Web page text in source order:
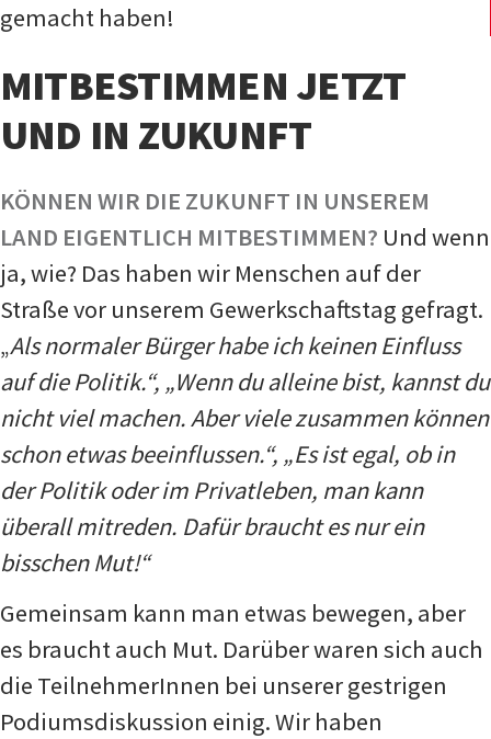
gemacht haben!
MITBESTIMMEN JETZT
UND IN ZUKUNFT
KÖNNEN WIR DIE ZUKUNFT IN UNSEREM
LAND EIGENTLICH MITBESTIMMEN? Und wenn
ja, wie? Das haben wir Menschen auf der
Straße vor unserem Gewerkschaftstag gefragt.
„Als normaler Bürger habe ich keinen Einfluss
auf die Politik.“, „Wenn du alleine bist, kannst du
nicht viel machen. Aber viele zusammen können
schon etwas beeinflussen.“, „Es ist egal, ob in
der Politik oder im Privatleben, man kann
überall mitreden. Dafür braucht es nur ein
bisschen Mut!“
Gemeinsam kann man etwas bewegen, aber
es braucht auch Mut. Darüber waren sich auch
die TeilnehmerInnen bei unserer gestrigen
Podiumsdiskussion einig. Wir haben